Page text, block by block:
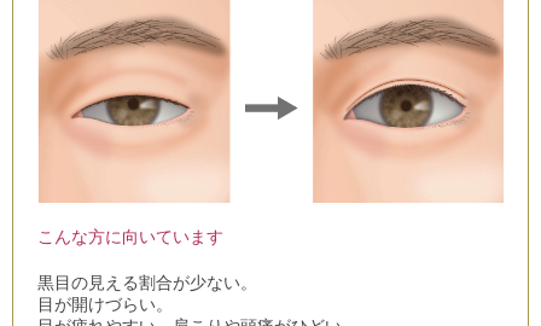
こんな方に向いています
黒目の見える割合が少ない。
目が開けづらい。